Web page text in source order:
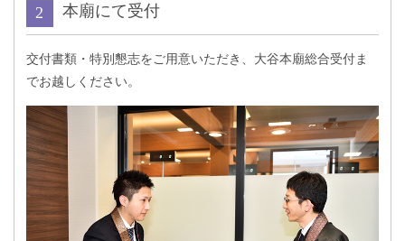
本廟にて受付
交付書類・特別懇志をご用意いただき、大谷本廟総合受付ま
でお越しください。